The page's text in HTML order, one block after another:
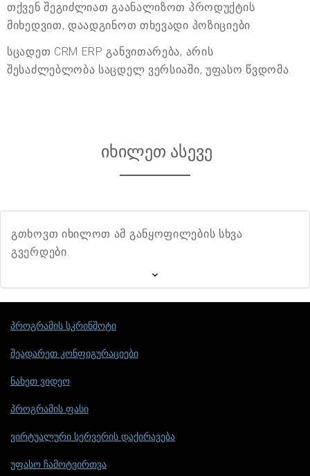
თქვენ შეგიძლიათ გაანალიზოთ პროდუქტის
მიხედვით, დაადგინოთ თხევადი პოზიციები.
სცადეთ CRM ERP განვითარება, არის
შესაძლებლობა საცდელ ვერსიაში, უფასო წვდომა.
იხილეთ ასევე
გთხოვთ იხილოთ ამ განყოფილების სხვა
გვერდები.
პროგრამის სკრინშოტი
შეადარეთ კონფიგურაციები
ნახეთ ვიდეო
პროგრამის ფასი
ვირტუალური სერვერის დაქირავება
უფასო ჩამოტვირთვა